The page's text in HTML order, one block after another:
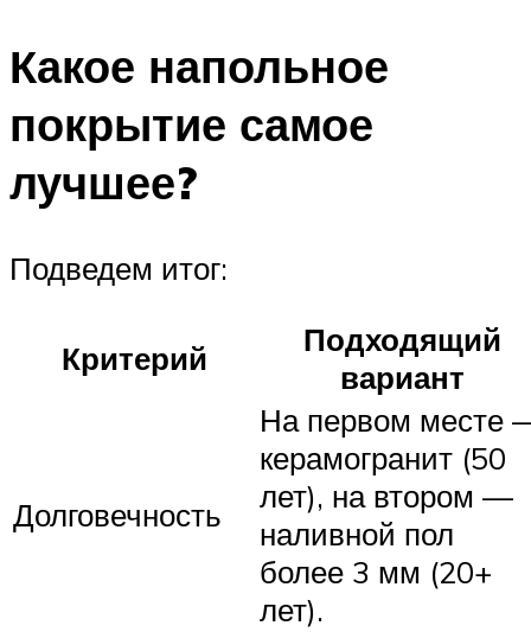
Какое напольное
покрытие самое
лучшее?
Подведем итог:
Критерий
Подходящий
вариант
Долговечность
На первом месте
керамогранит (50
лет), на втором —
наливной пол
более 3 мм (20+
лет).